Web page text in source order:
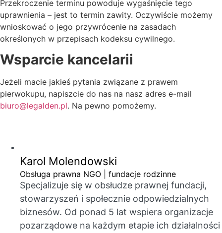
Przekroczenie terminu powoduje wygaśnięcie tego
uprawnienia – jest to termin zawity. Oczywiście możemy
wnioskować o jego przywrócenie na zasadach
określonych w przepisach kodeksu cywilnego.
Wsparcie kancelarii
Jeżeli macie jakieś pytania związane z prawem
pierwokupu, napiszcie do nas na nasz adres e-mail
biuro@legalden.pl. Na pewno pomożemy.
Karol Molendowski
Specjalizuje się w obsłudze prawnej fundacji,
stowarzyszeń i społecznie odpowiedzialnych
biznesów. Od ponad 5 lat wspiera organizacje
pozarządowe na każdym etapie ich działalności
Obsługa prawna NGO | fundacje rodzinne